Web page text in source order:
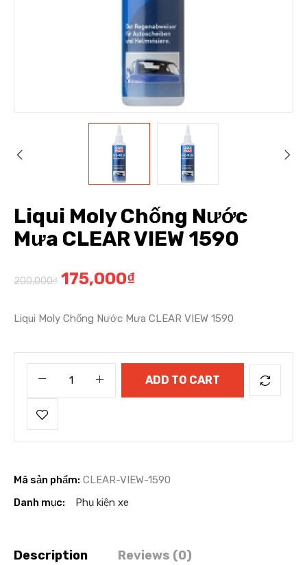
Liqui Moly Chống Nước
Mưa CLEAR VIEW 1590
200,000₫ 175,000₫
Liqui Moly Chống Nước Mưa CLEAR VIEW 1590
ADD TO CART
Mã sản phẩm: CLEAR-VIEW-1590
Danh mục:
Phụ kiện xe
Description Reviews (0)